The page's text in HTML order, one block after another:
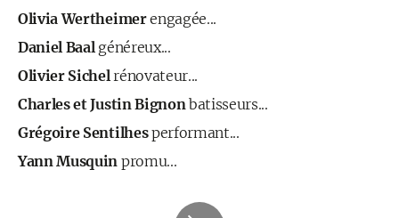
Olivia Wertheimerengagée...
Daniel Baalgénéreux...
Olivier Sichelrénovateur...
Charles et Justin Bignonbatisseurs...
Grégoire Sentilhesperformant...
Yann Musquin promu...